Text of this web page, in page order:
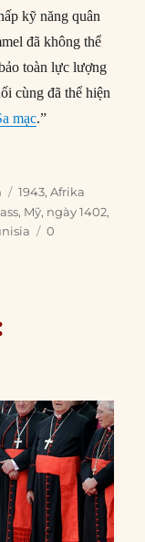
kỹ năng quân
đã không thể
toàn lực lượng
cùng đã thể hiện
mạc.”
Tags
1943,Afrika
, Mỹ, ngày 1402,
0